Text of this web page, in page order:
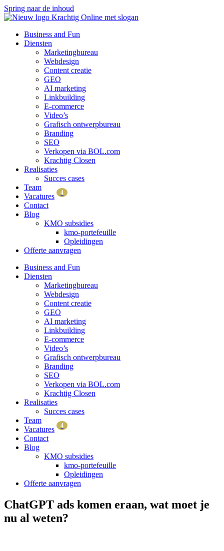
Spring naar de inhoud
Business and Fun
Diensten
Marketingbureau
Webdesign
Content creatie
GEO
AI marketing
Linkbuilding
E-commerce
Video’s
Grafisch ontwerpbureau
Branding
SEO
Verkopen via BOL.com
Krachtig Closen
Realisaties
Succes cases
Team
Vacatures
4
Contact
Blog
KMO subsidies
kmo-portefeuille
Opleidingen
Offerte aanvragen
Business and Fun
Diensten
Marketingbureau
Webdesign
Content creatie
GEO
AI marketing
Linkbuilding
E-commerce
Video’s
Grafisch ontwerpbureau
Branding
SEO
Verkopen via BOL.com
Krachtig Closen
Realisaties
Succes cases
Team
Vacatures
4
Contact
Blog
KMO subsidies
kmo-portefeuille
Opleidingen
Offerte aanvragen
ChatGPT ads komen eraan, wat moet je
nu al weten?